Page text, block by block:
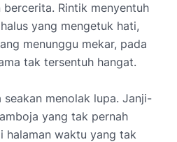
Rintik menyentuh
yang mengetuk hati,
menunggu mekar, pada
tak tersentuh hangat.
menolak lupa. Janji-
yang tak pernah
halaman waktu yang tak